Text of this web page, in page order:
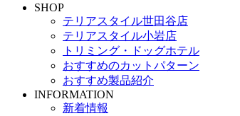
SHOP
テリアスタイル世田谷店
テリアスタイル小岩店
トリミング・ドッグホテル
おすすめのカットパターン
おすすめ製品紹介
INFORMATION
新着情報